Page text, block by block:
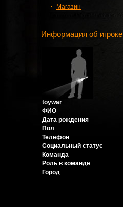
Магазин
Информация об игроке
toywar
ФИО
Дата рождения
Пол
Телефон
Социальный статус
Команда
Роль в команде
Город